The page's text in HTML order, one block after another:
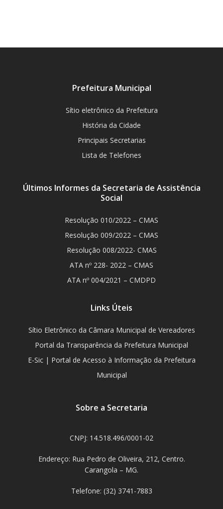
Prefeitura Municipal
Sítio eletrônico da Prefeitura
História da Cidade
Principais Secretarias
Lista de Telefones
Últimos Informes da Secretaria de Assistência
Social
Resolução 010/2022 – CMAS
Resolução 009/2022 – CMAS
Resolução 008/2022- CMAS
ATA nº 228- 2022 – CMAS
ATA nº 004/2021 – CMDPD
Links Úteis
Sítio Eletrônico da Câmara Municipal de Vereadores
Portal da Transparência da Prefeitura Municipal
E-Sic | Portal de Acesso à Informação da Prefeitura
Municipal
Sobre a Secretaria
CNPJ: 14.518.496/0001-02
Endereço: Rua Pedro de Oliveira, 212, Centro.
Carangola – MG.
Telefone: (32) 3741-7883